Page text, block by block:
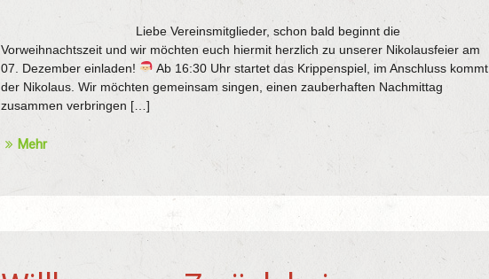
Liebe Vereinsmitglieder, schon bald beginnt die
Vorweihnachtszeit und wir möchten euch hiermit herzlich zu unserer Nikolausfeier am
07. Dezember einladen!
Ab 16:30 Uhr startet das Krippenspiel, im Anschluss kommt
der Nikolaus. Wir möchten gemeinsam singen, einen zauberhaften Nachmittag
zusammen verbringen […]
Mehr